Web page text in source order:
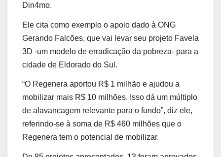
Din4mo.
Ele cita como exemplo o apoio dado à ONG
Gerando Falcões, que vai levar seu projeto Favela
3D -um modelo de erradicação da pobreza- para a
cidade de Eldorado do Sul.
“O Regenera aportou R$ 1 milhão e ajudou a
mobilizar mais R$ 10 milhões. Isso dá um múltiplo
de alavancagem relevante para o fundo”, diz ele,
referindo-se à soma de R$ 460 milhões que o
Regenera tem o potencial de mobilizar.